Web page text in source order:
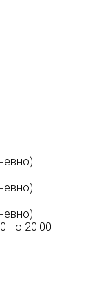
по 20:00